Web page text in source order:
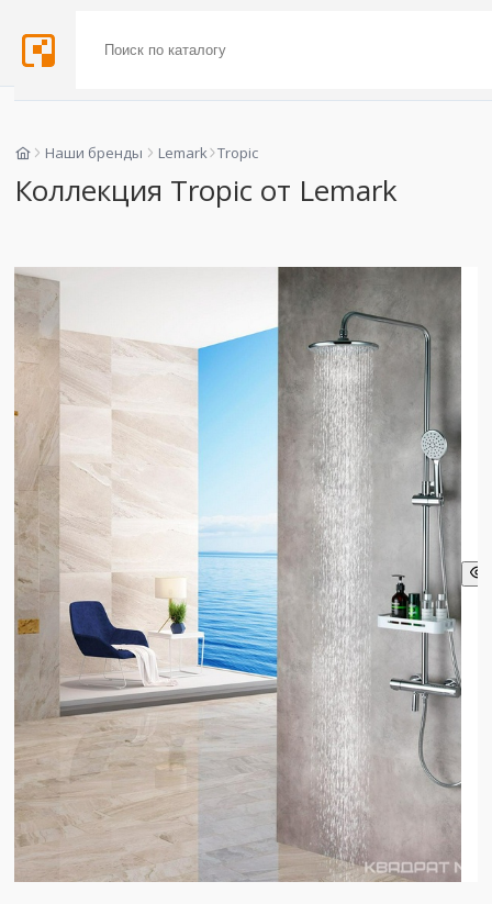
Наши бренды Lemark Tropic
Коллекция Tropic от Lemark